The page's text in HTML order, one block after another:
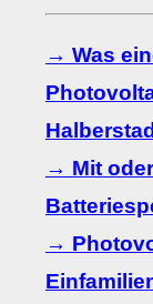
→ Was
→ Mit
→